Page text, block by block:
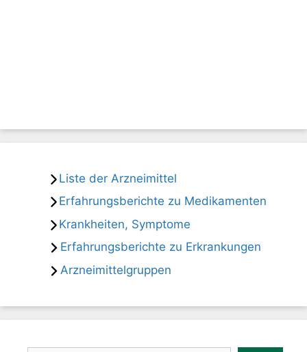
Liste der Arzneimittel
Erfahrungsberichte zu Medikamenten
Krankheiten, Symptome
Erfahrungsberichte zu Erkrankungen
Arzneimittelgruppen